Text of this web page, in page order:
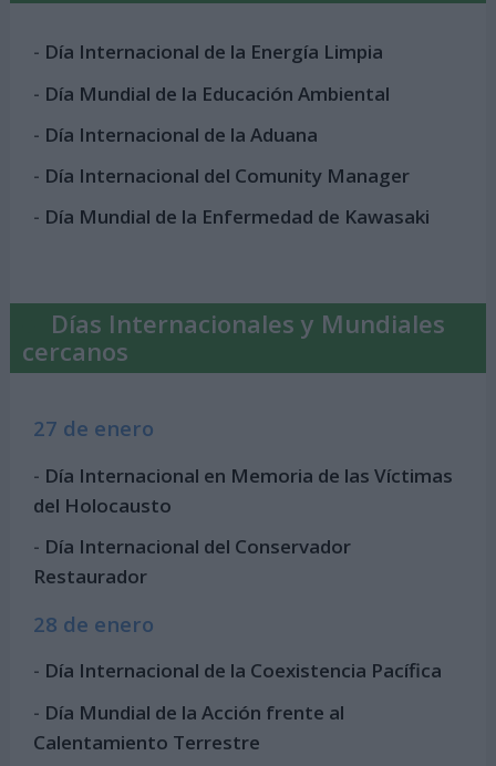
- Día Internacional de la Energía Limpia
- Día Mundial de la Educación Ambiental
- Día Internacional de la Aduana
- Día Internacional del Comunity Manager
- Día Mundial de la Enfermedad de Kawasaki
Días Internacionales y Mundiales
cercanos
27 de enero
- Día Internacional en Memoria de las Víctimas
del Holocausto
- Día Internacional del Conservador
Restaurador
28 de enero
- Día Internacional de la Coexistencia Pacífica
- Día Mundial de la Acción frente al
Calentamiento Terrestre